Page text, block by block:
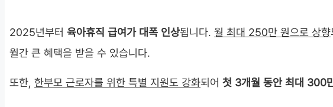
2025년부터 육아휴직 급여가 대폭 인상됩니다. 월 최대 250만 원으로 상향
월간 큰 혜택을 받을 수 있습니다.
또한, 한부모 근로자를 위한 특별 지원도 강화되어 첫 3개월 동안 최대 300